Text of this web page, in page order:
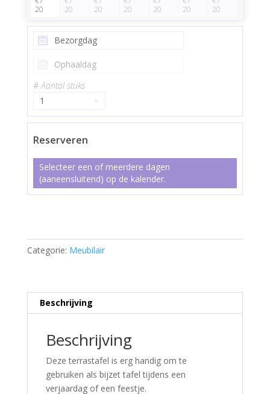
20
20
20
20
20
20
20
# Aantal stuks
1
Reserveren
Selecteer een of meerdere dagen
(aaneensluitend) op de kalender.
Categorie: Meubilair
Beschrijving
Beschrijving
Deze terrastafel is erg handig om te
gebruiken als bijzet tafel tijdens een
verjaardag of een feestje.